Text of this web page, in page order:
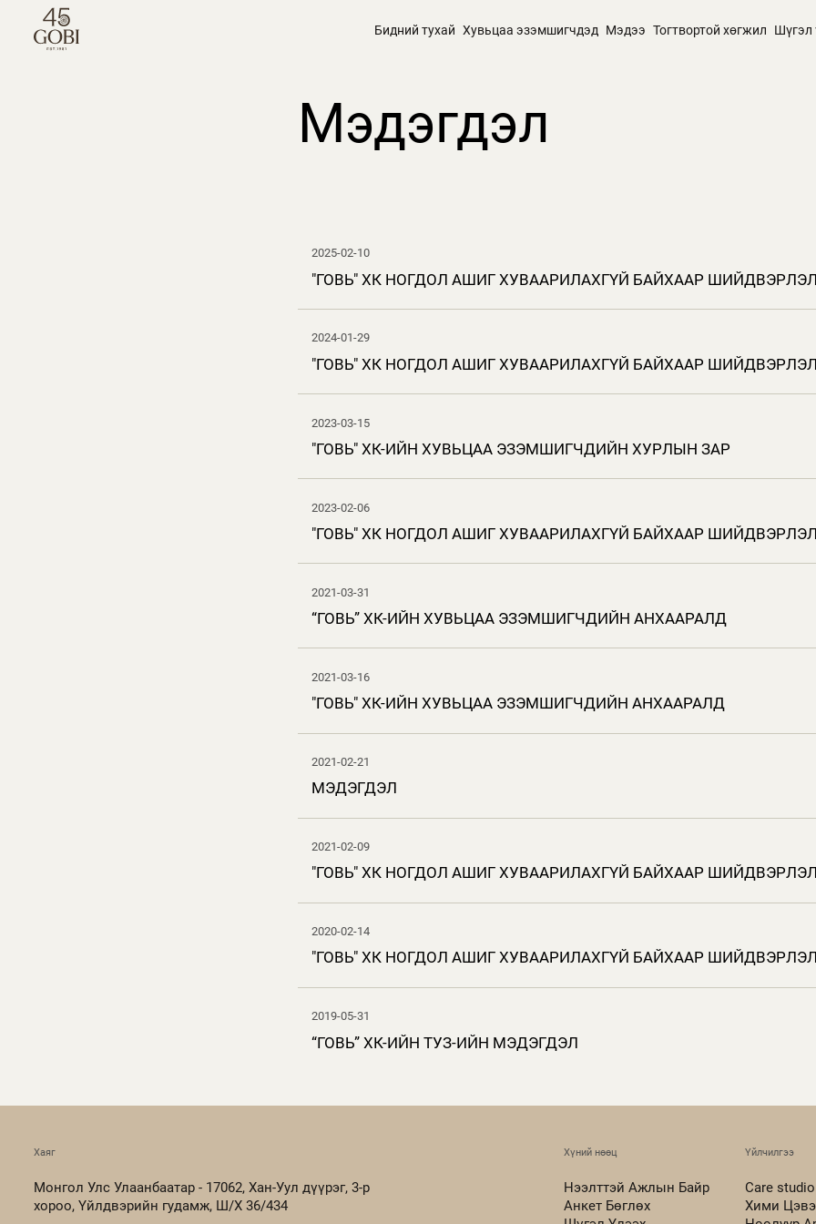
Бидний тухай Хувьцаа эзэмшигчдэд Мэдээ Тогтвортой хөгжил Шүгэл
Мэдэгдэл
2025-02-10
"ГОВЬ" ХК НОГДОЛ АШИГ ХУВААРИЛАХГҮЙ БАЙХААР
2024-01-29
"ГОВЬ" ХК НОГДОЛ АШИГ ХУВААРИЛАХГҮЙ БАЙХААР
2023-03-15
"ГОВЬ" ХК-ИЙН ХУВЬЦАА ЭЗЭМШИГЧДИЙН ХУРЛЫН ЗАР
2023-02-06
"ГОВЬ" ХК НОГДОЛ АШИГ ХУВААРИЛАХГҮЙ БАЙХААР
2021-03-31
“ГОВЬ” ХК-ИЙН ХУВЬЦАА ЭЗЭМШИГЧДИЙН АНХААРАЛД
2021-03-16
"ГОВЬ" ХК-ИЙН ХУВЬЦАА ЭЗЭМШИГЧДИЙН АНХААРАЛД
2021-02-21
МЭДЭГДЭЛ
2021-02-09
"ГОВЬ" ХК НОГДОЛ АШИГ ХУВААРИЛАХГҮЙ БАЙХААР
2020-02-14
"ГОВЬ" ХК НОГДОЛ АШИГ ХУВААРИЛАХГҮЙ БАЙХААР
2019-05-31
“ГОВЬ” ХК-ИЙН ТУЗ-ИЙН МЭДЭГДЭЛ
Хаяг
Монгол Улс Улаанбаатар - 17062, Хан-Уул дүүрэг, 3-р
хороо, Үйлдвэрийн гудамж, Ш/Х 36/434
Хүний нөөц
Нээлттэй Ажлын Байр
Анкет Бөглөх
Үйлчилгээ
Care studio
Хими